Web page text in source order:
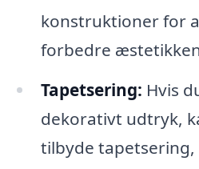
konstruktioner for
forbedre
Tapetsering: Hvis
dekorativt udtryk,
tilbyde tapetsering,